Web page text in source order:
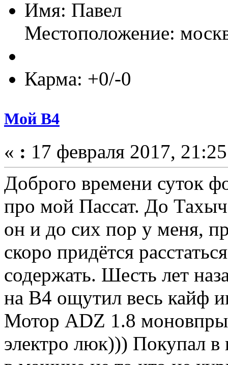
Имя: Павел
Местоположение:
Карма: +0/-0
Мой B4
« : 17 февраля 2017,
Доброго времени суток
про мой Пассат. До
он и до сих пор у меня,
скоро придётся
содержать. Шесть лет
на B4 ощутил весь кайф
Мотор ADZ 1.8
электро люк))) Покупал в